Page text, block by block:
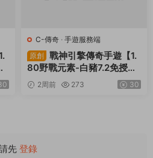
C-傳奇 · 手遊服務端
原創
戰神引擎傳奇手遊【1.
80野戰元素-白豬7.2免授
權】Win一鍵服務端+安卓+
GM授權物品後台+視頻架設
2周前 273 30
先 登錄